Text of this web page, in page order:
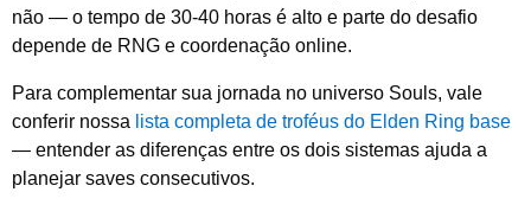
não — o tempo de 30-40 horas é alto e parte do desafio
depende de RNG e coordenação online.
Para complementar sua jornada no universo Souls, vale
conferir nossa lista completa de troféus do Elden Ring base
— entender as diferenças entre os dois sistemas ajuda a
planejar saves consecutivos.